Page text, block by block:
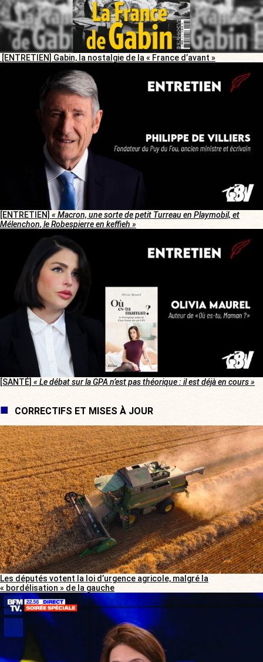
[ENTRETIEN] Gabin, la nostalgie de la « France d’avant »
[ENTRETIEN] « Macron, une sorte de petit Turreau en Playmobil, et
Mélenchon, le Robespierre en keffieh »
[SANTÉ] « Le débat sur la GPA n’est pas théorique : il est déjà en cours »
CORRECTIFS ET MISES À JOUR
Les députés votent la loi d’urgence agricole, malgré la
« bordélisation » de la gauche